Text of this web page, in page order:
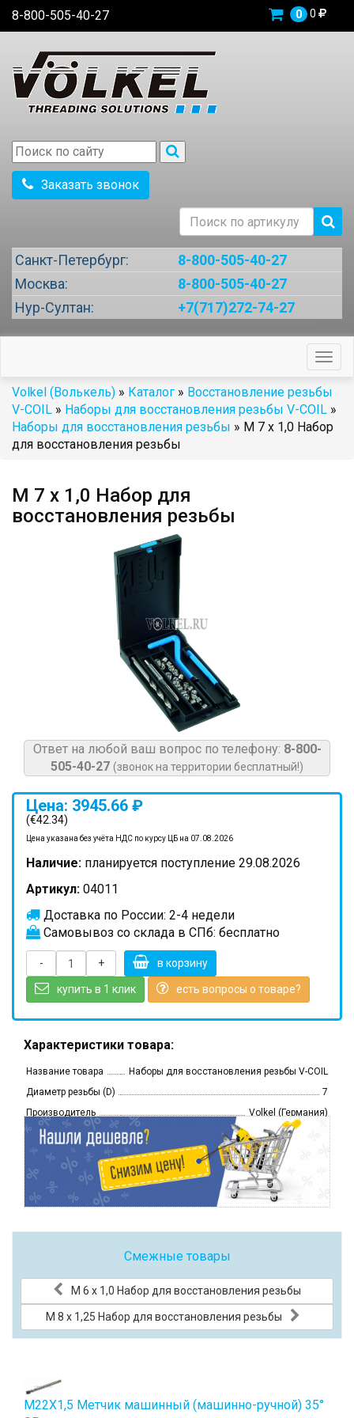
8-800-505-40-27 0 0
Заказать звонок
Санкт-Петербург:
8-800-505-40-27
Москва:
8-800-505-40-27
Нур-Султан:
+7(717)272-74-27
Volkel (Волькель) » Каталог » Восстановление резьбы
V-COIL » Наборы для восстановления резьбы V-COIL »
Наборы для восстановления резьбы » М 7 х 1,0 Набор
для восстановления резьбы
М 7 х 1,0 Набор для
восстановления резьбы
Ответ на любой ваш вопрос по телефону: 8-800-
505-40-27 (звонок на территории бесплатный!)
Цена: 3945.66 ₽
(€42.34)
Цена указана без учёта НДС по курсу ЦБ на 07.08.2026
Наличие: планируется поступление 29.08.2026
Артикул: 04011
Доставка по России: 2-4 недели
Самовывоз со склада в СПб: бесплатно
- + в корзину
купить в 1 клик есть вопросы о товаре?
Характеристики товара:
Название товара
Наборы для восстановления резьбы V-COIL
Диаметр резьбы (D)
7
Производитель
Volkel (Германия)
Смежные товары
М 6 х 1,0 Набор для восстановления резьбы
М 8 х 1,25 Набор для восстановления резьбы
М22Х1,5 Метчик машинный (машинно-ручной) 35°